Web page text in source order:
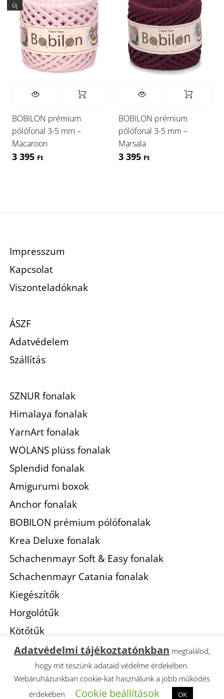
Új
BOBILON prémium
pólófonal 3-5 mm –
Macaroon
3 395 Ft
BOBILON prémium
pólófonal 3-5 mm –
Marsala
3 395 Ft
Impresszum
Kapcsolat
Viszonteladóknak
ÁSZF
Adatvédelem
Szállítás
SZNUR fonalak
Himalaya fonalak
YarnArt fonalak
WOLANS plüss fonalak
Splendid fonalak
Amigurumi boxok
Anchor fonalak
BOBILON prémium pólófonalak
Krea Deluxe fonalak
Schachenmayr Soft & Easy fonalak
Schachenmayr Catania fonalak
Kiegészítők
Horgolótűk
Kötőtűk
Adatvédelmi tájékoztatónkban megtalálod,
hogy mit teszünk adataid védelme érdekében.
Webáruházunkban cookie-kat használunk a jobb működés
érdekében
Cookie beállítások OK